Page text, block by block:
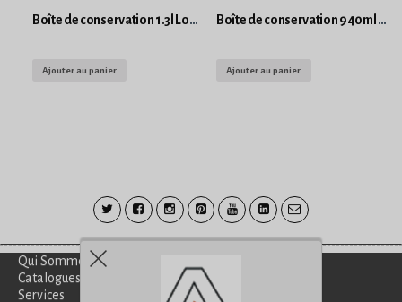
Boîte de conservation 1.3l Lock and Lock Twist Rond
Ajouter au panier
Boîte de conservation 940ml Lock and Lock Twist Rond
Ajouter au panier
Qui Sommes-Nous?
Catalogues
Services